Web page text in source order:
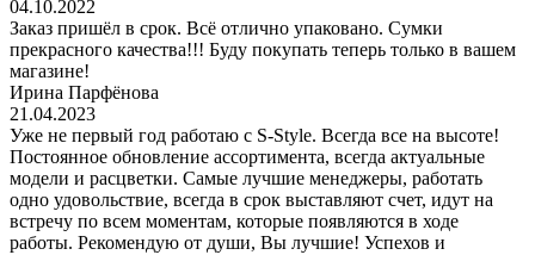
04.10.2022
Заказ пришёл в срок. Всё отлично упаковано. Сумки
прекрасного качества!!! Буду покупать теперь только в вашем
магазине!
Ирина Парфёнова
21.04.2023
Уже не первый год работаю с S-Style. Всегда все на высоте!
Постоянное обновление ассортимента, всегда актуальные
модели и расцветки. Самые лучшие менеджеры, работать
одно удовольствие, всегда в срок выставляют счет, идут на
встречу по всем моментам, которые появляются в ходе
работы. Рекомендую от души, Вы лучшие! Успехов и